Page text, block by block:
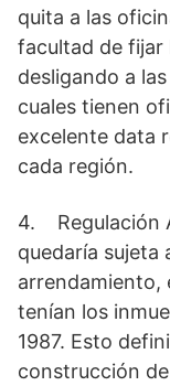
quita a las
facultad de fijar
desligando a
cuales tienen
excelente data
cada región.
4. Regulación
quedaría sujeta
arrendamiento,
tenían los
1987. Esto
construcción